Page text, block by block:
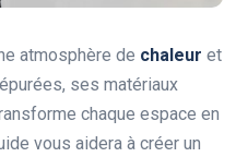
atmosphère de chaleur et
ses matériaux
chaque espace en
vous aidera à créer un